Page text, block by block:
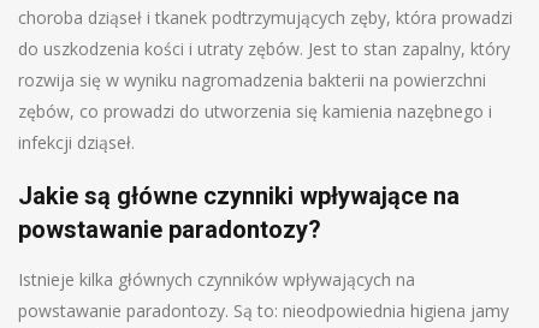
choroba dziąseł i tkanek podtrzymujących zęby, która prowadzi
do uszkodzenia kości i utraty zębów. Jest to stan zapalny, który
rozwija się w wyniku nagromadzenia bakterii na powierzchni
zębów, co prowadzi do utworzenia się kamienia nazębnego i
infekcji dziąseł.
Jakie są główne czynniki wpływające na
powstawanie paradontozy?
Istnieje kilka głównych czynników wpływających na
powstawanie paradontozy. Są to: nieodpowiednia higiena jamy